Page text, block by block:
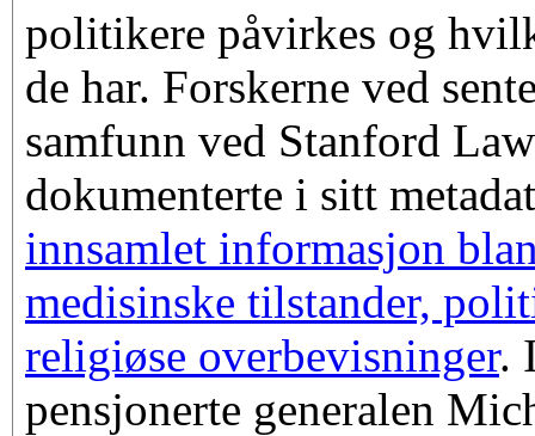
politikere påvirkes og
de har. Forskerne ved
samfunn ved Stanford
dokumenterte i sitt
innsamlet informasjon
medisinske tilstander,
religiøse overbevisninger.
pensjonerte generalen